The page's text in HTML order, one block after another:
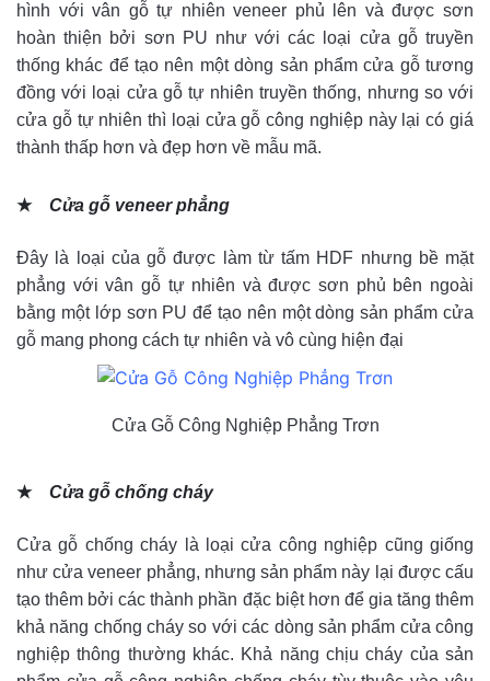
hình với vân gỗ tự nhiên veneer phủ lên và được sơn
hoàn thiện bởi sơn PU như với các loại cửa gỗ truyền
thống khác để tạo nên một dòng sản phẩm cửa gỗ tương
đồng với loại cửa gỗ tự nhiên truyền thống, nhưng so với
cửa gỗ tự nhiên thì loại cửa gỗ công nghiệp này lại có giá
thành thấp hơn và đẹp hơn về mẫu mã.
★ Cửa gỗ veneer phẳng
Đây là loại của gỗ được làm từ tấm HDF nhưng bề mặt
phẳng với vân gỗ tự nhiên và được sơn phủ bên ngoài
bằng một lớp sơn PU để tạo nên một dòng sản phẩm cửa
gỗ mang phong cách tự nhiên và vô cùng hiện đại
Cửa Gỗ Công Nghiệp Phẳng Trơn
★ Cửa gỗ chống cháy
Cửa gỗ chống cháy là loại cửa công nghiệp cũng giống
như cửa veneer phẳng, nhưng sản phẩm này lại được cấu
tạo thêm bởi các thành phần đặc biệt hơn để gia tăng thêm
khả năng chống cháy so với các dòng sản phẩm cửa công
nghiệp thông thường khác. Khả năng chịu cháy của sản